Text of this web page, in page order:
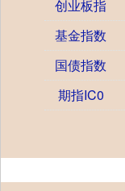
创业板指
基金指数
国债指数
期指IC0